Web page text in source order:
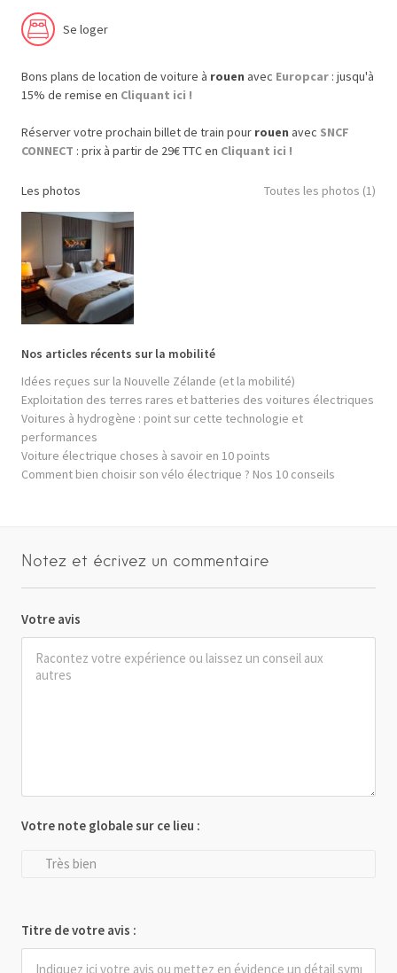
Se loger
Bons plans de location de voiture à rouen avec Europcar : jusqu'à
15% de remise en Cliquant ici !
Réserver votre prochain billet de train pour rouen avec SNCF
CONNECT : prix à partir de 29€ TTC en Cliquant ici !
Les photos Toutes les photos (1)
Nos articles récents sur la mobilité
Idées reçues sur la Nouvelle Zélande (et la mobilité)
Exploitation des terres rares et batteries des voitures électriques
Voitures à hydrogène : point sur cette technologie et
performances
Voiture électrique choses à savoir en 10 points
Comment bien choisir son vélo électrique ? Nos 10 conseils
Notez et écrivez un commentaire
Votre avis
Votre note globale sur ce lieu :
Très bien
Titre de votre avis :